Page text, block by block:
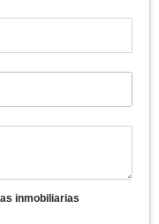
inmobiliarias